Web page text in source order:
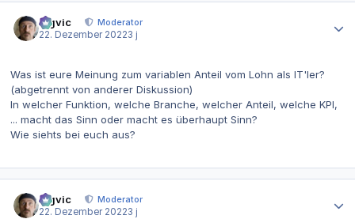
bigvic
Moderator
22. Dezember 20223 j
Was ist eure Meinung zum variablen Anteil vom Lohn als IT'ler?
(abgetrennt von anderer Diskussion)
In welcher Funktion, welche Branche, welcher Anteil, welche KPI,
... macht das Sinn oder macht es überhaupt Sinn?
Wie siehts bei euch aus?
bigvic
Moderator
22. Dezember 20223 j